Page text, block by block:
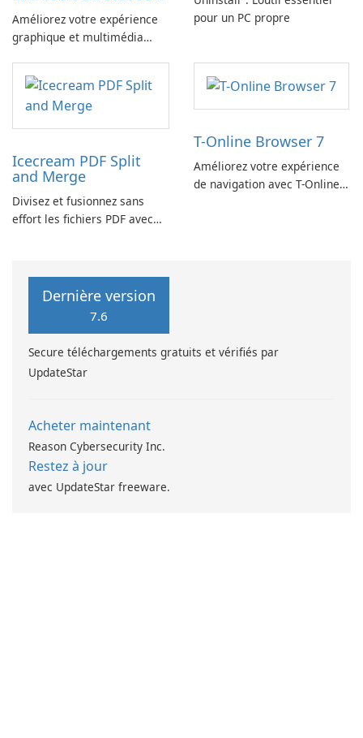
Améliorez votre expérience
graphique et multimédia
pour un PC propre
Icecream PDF Split
and Merge
Divisez et fusionnez sans
effort les fichiers PDF avec
T-Online Browser 7
Améliorez votre expérience
de navigation avec T-Online
Dernière version
7.6
Secure téléchargements gratuits et vérifiés par
UpdateStar
Acheter maintenant
Reason Cybersecurity Inc.
Restez à jour
avec UpdateStar freeware.